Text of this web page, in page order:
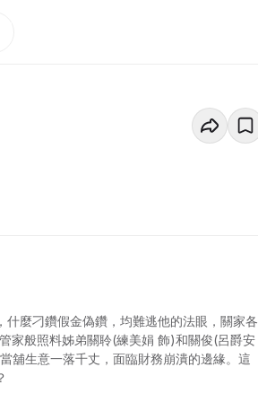
什麼刁鑽假金偽鑽，均難逃他的法眼，關家各
家般照料姊弟關聆(練美娟 飾)和關俊(呂爵安
舖生意一落千丈，面臨財務崩潰的邊緣。這